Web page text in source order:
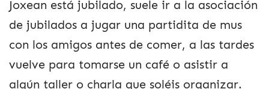
Joxean está jubilado, suele ir a la asociación
de jubilados a jugar una partidita de mus
con los amigos antes de comer, a las tardes
vuelve para tomarse un café o asistir a
algún taller o charla que soléis organizar.